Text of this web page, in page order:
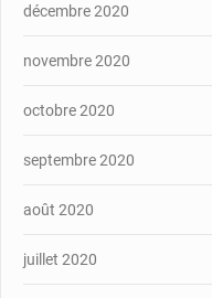
décembre 2020
novembre 2020
octobre 2020
septembre 2020
août 2020
juillet 2020